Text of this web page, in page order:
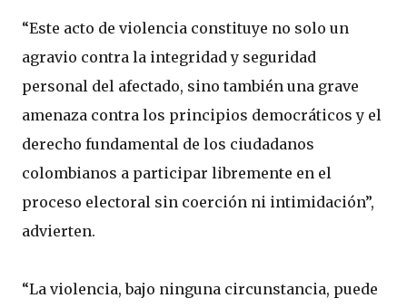
“Este acto de violencia constituye no solo un
agravio contra la integridad y seguridad
personal del afectado, sino también una grave
amenaza contra los principios democráticos y el
derecho fundamental de los ciudadanos
colombianos a participar libremente en el
proceso electoral sin coerción ni intimidación”,
advierten.
“La violencia, bajo ninguna circunstancia, puede